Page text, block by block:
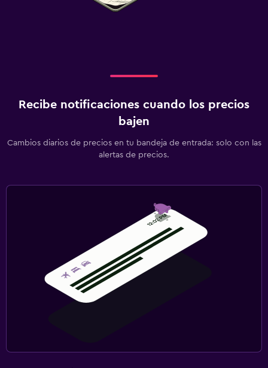
Recibe notificaciones cuando los precios
bajen
Cambios diarios de precios en tu bandeja de entrada: solo con las
alertas de precios.